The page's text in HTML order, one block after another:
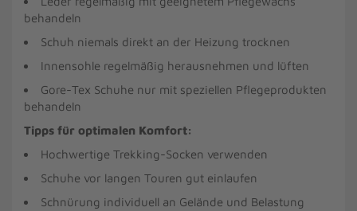
behandeln
Schuh niemals direkt an der Heizung trocknen
Innensohle regelmäßig herausnehmen und lüften
Gore-Tex Schuhe nur mit speziellen Pflegeprodukten
behandeln
Tipps für optimalen Komfort:
Hochwertige Trekking-Socken verwenden
Schuhe vor langen Touren gut einlaufen
Schnürung individuell an Gelände und Belastung